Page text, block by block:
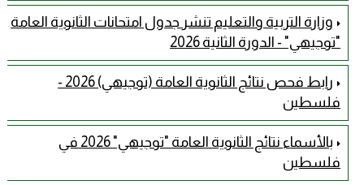
وزارة التربية والتعليم تنشر جدول امتحانات الثانوية العامة
"توجيهي" - الدورة الثانية 2026
رابط فحص نتائج الثانوية العامة (توجيهي) 2026 -
فلسطين
بالأسماء نتائج الثانوية العامة "توجيهي" 2026 في
فلسطين